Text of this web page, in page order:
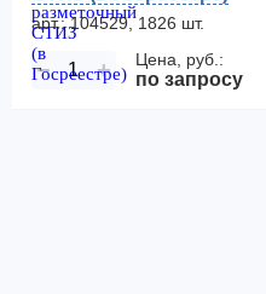
арт.: 104529, 1826 шт.
− + Цена, руб.:
по запросу